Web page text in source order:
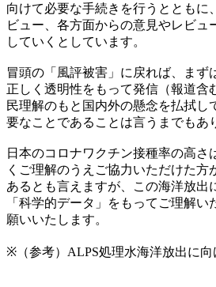
向けて必要な手続きを行うとともに
ビュー、各方面からの意見やレビュ
していくとしています。
冒頭の「風評被害」に戻れば、まず
正しく透明性をもって発信（報道含
民理解のもと国内外の懸念を払拭し
要なことであることは言うまでもあ
日本のコロナワクチン接種率の高さ
くご理解のうえご協力いただけた方
あるとも言えますが、この海洋放出
「科学的データ」をもってご理解
願いいたします。
※（参考）ALPS処理水海洋放出に